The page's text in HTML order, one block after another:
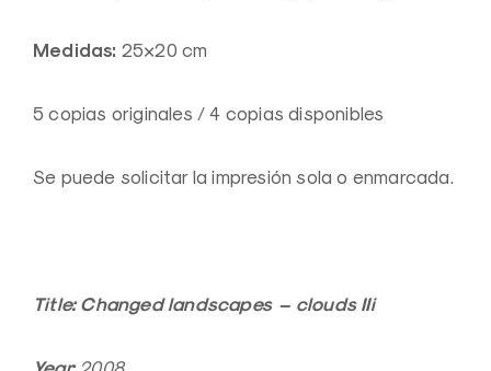
Medidas: 25×20 cm
5 copias originales / 4 copias disponibles
Se puede solicitar la impresión sola o enmarcada.
Title: Changed landscapes – clouds IIi